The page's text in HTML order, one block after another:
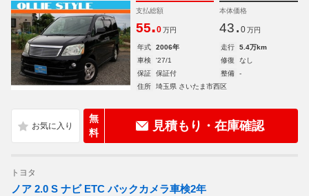
支払総額
55.0 万円
本体価格
43. 0 万円
年式 2006年 走行
5.4万km
車検
'27/1 修復
なし
保証
保証付 整備
-
住所
埼玉県 さいたま市西区
無
料
見積もり・在庫確認
トヨタ
ノア 2.0 S ナビ ETC バックカメラ車検2年